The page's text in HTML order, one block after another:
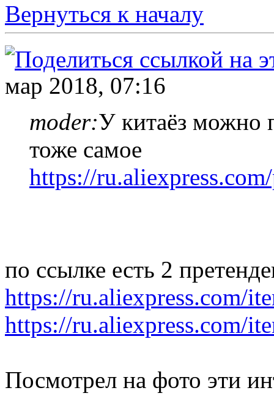
Вернуться к началу
мар 2018, 07:16
moder:У китаёз можно
тоже самое
https://
по ссылке есть 2
https://ru.aliexpress.com/
https://ru.aliexpress.com/
Посмотрел на фото эти